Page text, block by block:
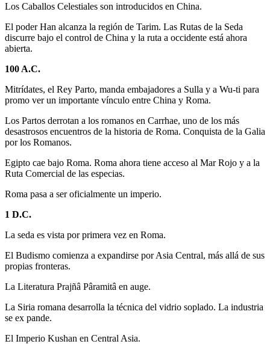
Los Caballos Celestiales son introducidos en China.
El poder Han alcanza la región de Tarim. Las Rutas de la Seda
discurre bajo el control de China y la ruta a occidente está ahora
abierta.
100 A.C.
Mitrídates, el Rey Parto, manda embajadores a Sulla y a Wu-ti para
promo ver un importante vínculo entre China y Roma.
Los Partos derrotan a los romanos en Carrhae, uno de los más
desastrosos encuentros de la historia de Roma. Conquista de la Galia
por los Romanos.
Egipto cae bajo Roma. Roma ahora tiene acceso al Mar Rojo y a la
Ruta Comercial de las especias.
Roma pasa a ser oficialmente un imperio.
1 D.C.
La seda es vista por primera vez en Roma.
El Budismo comienza a expandirse por Asia Central, más allá de sus
propias fronteras.
La Literatura Prajñâ Pâramitâ en auge.
La Siria romana desarrolla la técnica del vidrio soplado. La industria
se ex pande.
El Imperio Kushan en Central Asia.